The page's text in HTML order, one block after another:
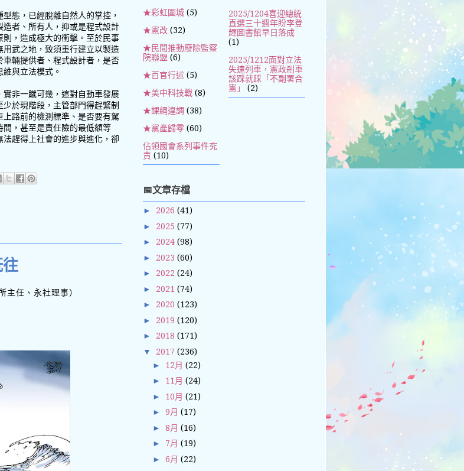
態，已經脫離自然人的掌控，
者、所有人，抑或是程式設計
，造成極大的衝擊。至於民事
武之地，致須重行建立以製造
輛提供者、程式設計者，是否
與立法模式。
非一蹴可幾，這對自動車發展
於現階段，主管部門得趕緊制
路前的檢測標準、是否要有駕
，甚至是責任險的最低額等
趕得上社會的進步與進化，卻
主任、永社理事）
★彩虹圍城 (5)
★憲改 (32)
★民間推動廢除監察
院聯盟 (6)
★百官行述 (5)
★美中科技戰 (8)
★課綱違調 (38)
★黨產歸零 (60)
佔領國會系列事件究
責 (10)
2025/1204喜迎總統
直選三十週年盼李登
輝圖書館早日落成
(1)
2025/1212面對立法
失速列車，憲政剎車
該踩就踩「不副署合
憲」
(2)
📅文章存檔
► 2026 (41)
► 2025 (77)
► 2024 (98)
► 2023 (60)
► 2022 (24)
► 2021 (74)
► 2020 (123)
► 2019 (120)
► 2018 (171)
▼ 2017 (236)
► 12月(22)
► 11月(24)
► 10月(21)
►9月(17)
►8月(16)
► 7月(19)
►6月(22)